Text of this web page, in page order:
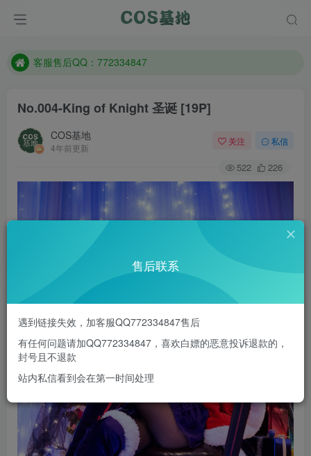
防失联：百度搜索《一七天佳》，实时查看最新站点。
遇到任何问题加客服QQ：772334847
No.004-King of Knight 圣诞 [19P]
COS基地
4年前更新
关注 私信
522 226
售后联系
遇到链接失效，加客服QQ772334847售后
有任何问题请加QQ772334847，喜欢白嫖的恶意投诉退款的，
封号且不退款
站内私信看到会在第一时间处理